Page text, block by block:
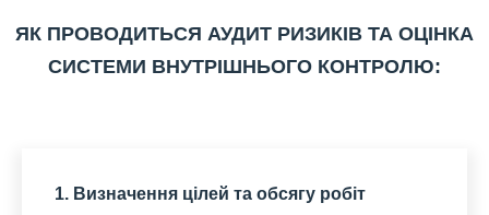
ЯК ПРОВОДИТЬСЯ АУДИТ РИЗИКІВ ТА ОЦІНКА
СИСТЕМИ ВНУТРІШНЬОГО КОНТРОЛЮ:
1. Визначення цілей та обсягу робіт